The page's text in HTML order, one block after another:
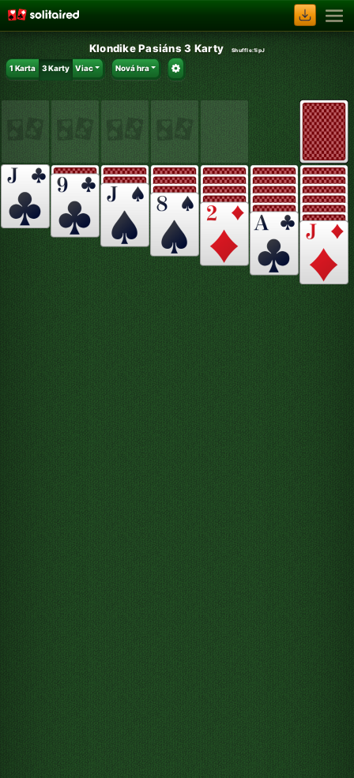
Klondike Pasiáns 3 Karty Shuffle:1ipJ
1 Karta 3 Karty Viac Nová hra